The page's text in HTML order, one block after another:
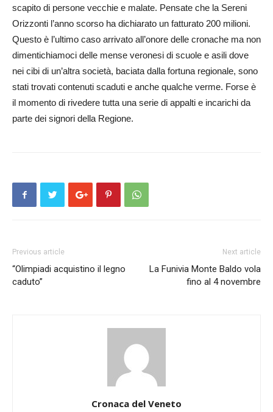
scapito di persone vecchie e malate. Pensate che la Sereni
Orizzonti l’anno scorso ha dichiarato un fatturato 200 milioni.
Questo è l’ultimo caso arrivato all’onore delle cronache ma non
dimentichiamoci delle mense veronesi di scuole e asili dove
nei cibi di un’altra società, baciata dalla fortuna regionale, sono
stati trovati contenuti scaduti e anche qualche verme. Forse è
il momento di rivedere tutta una serie di appalti e incarichi da
parte dei signori della Regione.
Previous article
“Olimpiadi acquistino il legno
caduto”
Next article
La Funivia Monte Baldo vola
fino al 4 novembre
Cronaca del Veneto